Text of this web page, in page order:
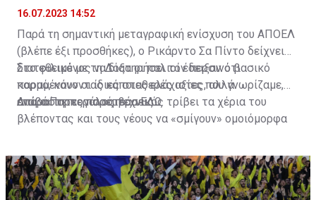
16.07.2023 14:52
Παρά τη σημαντική μεταγραφική ενίσχυση του ΑΠΟΕΛ
(βλέπε έξι προσθήκες), ο Ρικάρντο Σα Πίντο δείχνει
διατεθειμένος να διατηρήσει τον περσινό βασικό
κορμό, κάνοντας κάποιες ελάχιστες, αλλά
απαραίτητες παρεμβάσεις.
Στο φιλικό με τη Δόξα οι παλιοί έδειξαν ότι
παραμένουν οι ίδιες σταθερές αξίες που γνωρίζαμε,
ενώ ο Πορτογάλος τεχνικός τρίβει τα χέρια του
βλέποντας και τους νέους να «σμίγουν» ομοιόμορφα
Διαβάστε περισσότεραΕΔΩ.